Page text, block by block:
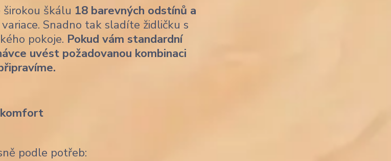
škálu 18 barevných odstínů a
Snadno tak sladíte židličku s
pokoje. Pokud vám standardní
uvést požadovanou kombinaci
podle potřeb: